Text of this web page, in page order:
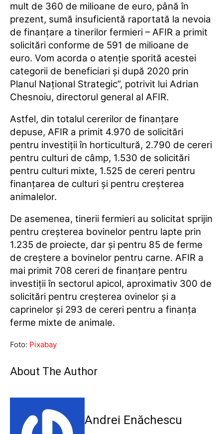
mult de 360 de milioane de euro, până în
prezent, sumă insuficientă raportată la nevoia
de finanţare a tinerilor fermieri – AFIR a primit
solicitări conforme de 591 de milioane de
euro. Vom acorda o atenţie sporită acestei
categorii de beneficiari şi după 2020 prin
Planul Naţional Strategic”, potrivit lui Adrian
Chesnoiu, directorul general al AFIR.
Astfel, din totalul cererilor de finanţare
depuse, AFIR a primit 4.970 de solicitări
pentru investiţii în horticultură, 2.790 de cereri
pentru culturi de câmp, 1.530 de solicitări
pentru culturi mixte, 1.525 de cereri pentru
finanţarea de culturi şi pentru creşterea
animalelor.
De asemenea, tinerii fermieri au solicitat sprijin
pentru creşterea bovinelor pentru lapte prin
1.235 de proiecte, dar şi pentru 85 de ferme
de creştere a bovinelor pentru carne. AFIR a
mai primit 708 cereri de finanţare pentru
investiţii în sectorul apicol, aproximativ 300 de
solicitări pentru creşterea ovinelor şi a
caprinelor şi 293 de cereri pentru a finanţa
ferme mixte de animale.
Foto: Pixabay
About The Author
Andrei Enăchescu